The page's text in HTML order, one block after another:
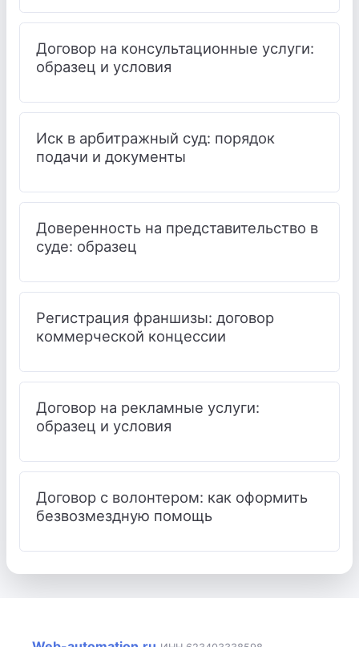
Договор на консультационные услуги:
образец и условия
Иск в арбитражный суд: порядок
подачи и документы
Доверенность на представительство в
суде: образец
Регистрация франшизы: договор
коммерческой концессии
Договор на рекламные услуги:
образец и условия
Договор с волонтером: как оформить
безвозмездную помощь